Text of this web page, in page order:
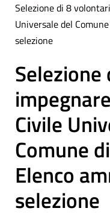
Selezione di 8
Universale del
selezione
Civile
Comune
Elenco
selezione